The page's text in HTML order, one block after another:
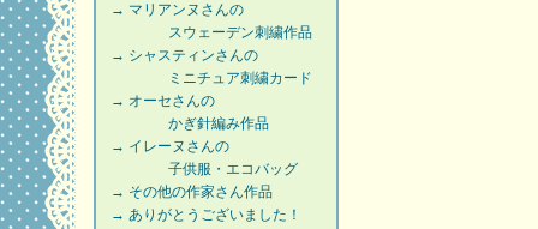
→ マリアンヌさんの
スウェーデン刺繍作品
→ シャスティンさんの
ミニチュア刺繍カード
→ オーセさんの
かぎ針編み作品
→ イレーヌさんの
子供服・エコバッグ
→ その他の作家さん作品
→ ありがとうございました！